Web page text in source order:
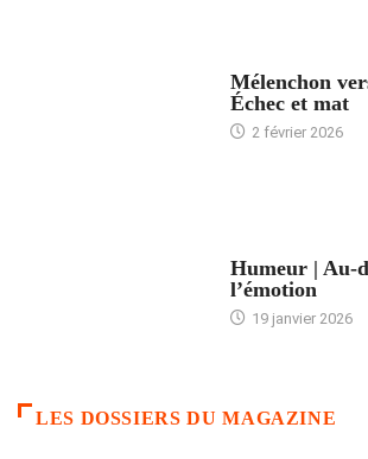
Mélenchon
Échec et mat
2 février 2026
Humeur | Au-
l’émotion
19 janvier 2026
LES DOSSIERS DU MAGAZINE